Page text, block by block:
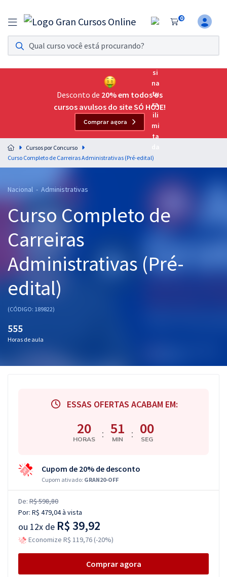
0
Assinatura Ilimitada 11
Acesso a todos os cursos. Teste grátis por 7 dias!
Assinatura OAB Até Passar
Acesso ilimitado a toda preparação para o Exame da
Residências Multiprofissionais
Preparação completa e intensiva para as principais
residências em saúde do Brasil
Cursos 20% OFF
Pós
Graduação
OAB
Questões grátis
Desconto de 20% em todos os
cursos avulsos do site SÓ HOJE!
Comprar agora
Cursos por Concurso
Curso Completo de Carreiras Administrativas (Pré-edital)
Nacional - Administrativas
Curso Completo de
Carreiras
Administrativas (Pré-
edital)
(CÓDIGO: 189822)
555
Horas de aula
ESSAS OFERTAS ACABAM EM:
20
HORAS : 51
MIN : 00
SEG
Cupom de 20% de desconto
Cupom ativado: GRAN20-OFF
De: R$ 598,80
Por: R$ 479,04à vista
ou 12x de R$ 39,92
Economize R$ 119,76 (-20%)
Comprar agora